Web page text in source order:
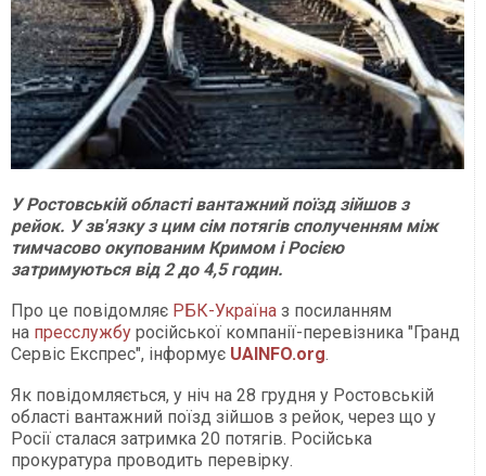
У Ростовській області вантажний поїзд зійшов з
рейок. У зв'язку з цим сім потягів сполученням між
тимчасово окупованим Кримом і Росією
затримуються від 2 до 4,5 годин.
Про це повідомляє РБК-Україна з посиланням
на пресслужбу російської компанії-перевізника "Гранд
Сервіс Експрес", інформує UAINFO.org.
Як повідомляється, у ніч на 28 грудня у Ростовській
області вантажний поїзд зійшов з рейок, через що у
Росії сталася затримка 20 потягів. Російська
прокуратура проводить перевірку.